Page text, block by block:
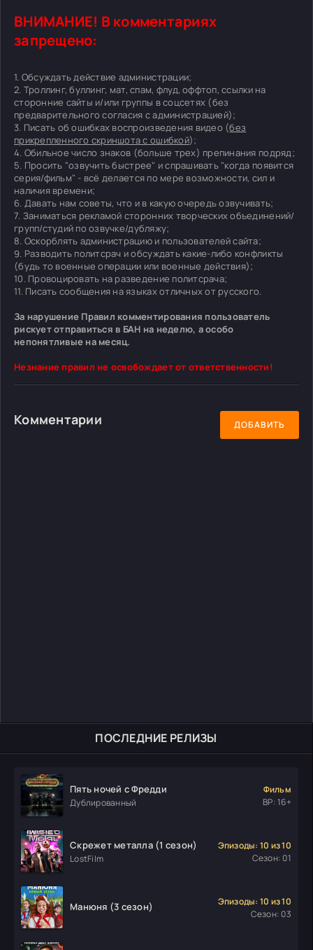
ПОСЛЕДНИЕ РЕЛИЗЫ
Пять ночей с Фредди
Дублированный
Фильм
ВР: 16+
Скрежет металла (1 сезон)
LostFilm
Эпизоды: 10 из 10
Сезон: 01
Манюня (3 сезон)
Эпизоды: 10 из 10
Сезон: 03
ВНИМАНИЕ! В комментариях
запрещено:
1. Обсуждать действие администрации;
2. Троллинг, буллинг, мат, спам, флуд, оффтоп, ссылки на
сторонние сайты и/или группы в соцсетях (без
предварительного согласия с администрацией);
3. Писать об ошибках воспроизведения видео (без
прикрепленного скриншота с ошибкой);
4. Обильное число знаков (больше трех) препинания подряд;
5. Просить "озвучить быстрее" и спрашивать "когда появится
серия/фильм" - всё делается по мере возможности, сил и
наличия времени;
6. Давать нам советы, что и в какую очередь озвучивать;
7. Заниматься рекламой сторонних творческих объединений/
групп/студий по озвучке/дубляжу;
8. Оскорблять администрацию и пользователей сайта;
9. Разводить политсрач и обсуждать какие-либо конфликты
(будь то военные операции или военные действия);
10. Провоцировать на разведение политсрача;
11. Писать сообщения на языках отличных от русского.
За нарушение Правил комментирования пользователь
рискует отправиться в БАН на неделю, а особо
непонятливые на месяц.
Незнание правил не освобождает от ответственности!
Комментарии ДОБАВИТЬ